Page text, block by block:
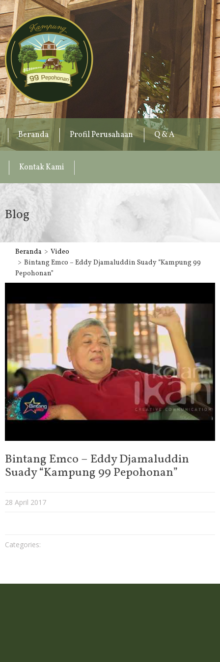
Beranda Profil Perusahaan Q & A
Kontak Kami
Blog
Beranda
Video
Bintang Emco – Eddy Djamaluddin Suady “Kampung 99
Pepohonan”
Bintang Emco – Eddy Djamaluddin
Suady “Kampung 99 Pepohonan”
28 April 2017
Categories: